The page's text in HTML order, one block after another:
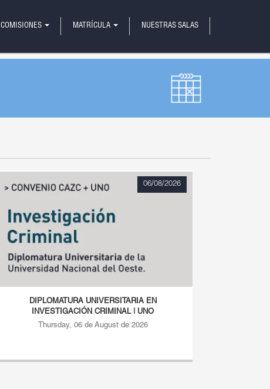
COMISIONES MATRÍCULA NUESTRAS SALAS
06/08/2026
DIPLOMATURA UNIVERSITARIA EN
INVESTIGACIÓN CRIMINAL | UNO
Thursday, 06 de August de 2026